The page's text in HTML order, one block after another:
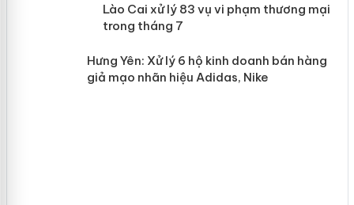
Lào Cai xử lý 83 vụ vi phạm thương
mại trong tháng 7